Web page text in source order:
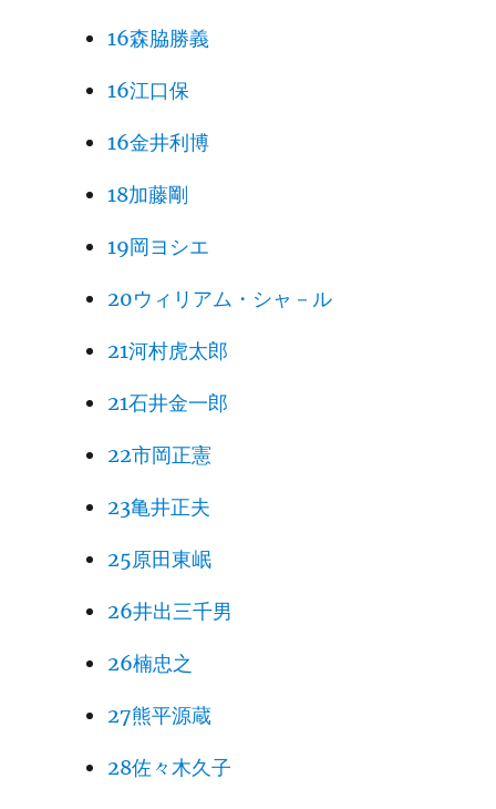
16森脇勝義
16江口保
16金井利博
18加藤剛
19岡ヨシエ
20ウィリアム・シャ－ル
21河村虎太郎
21石井金一郎
22市岡正憲
23亀井正夫
25原田東岷
26井出三千男
26楠忠之
27熊平源蔵
28佐々木久子